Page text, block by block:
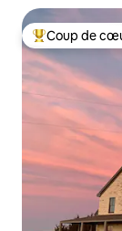
Coups de
Coup de